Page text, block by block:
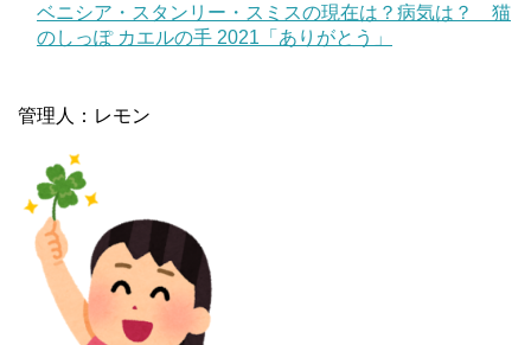
ベニシア・スタンリー・スミスの現在は？病気は？ 猫
のしっぽ カエルの手 2021「ありがとう」
管理人：レモン